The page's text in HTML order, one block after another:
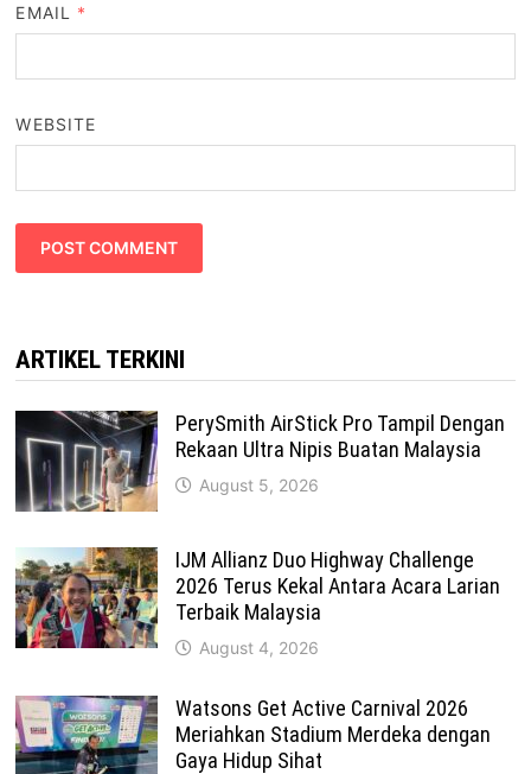
EMAIL *
WEBSITE
ARTIKEL TERKINI
PerySmith AirStick Pro Tampil Dengan
Rekaan Ultra Nipis Buatan Malaysia
August 5, 2026
IJM Allianz Duo Highway Challenge
2026 Terus Kekal Antara Acara Larian
Terbaik Malaysia
August 4, 2026
Watsons Get Active Carnival 2026
Meriahkan Stadium Merdeka dengan
Gaya Hidup Sihat